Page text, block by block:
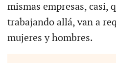
mismas empresas, casi,
trabajando allá, van a
mujeres y hombres.